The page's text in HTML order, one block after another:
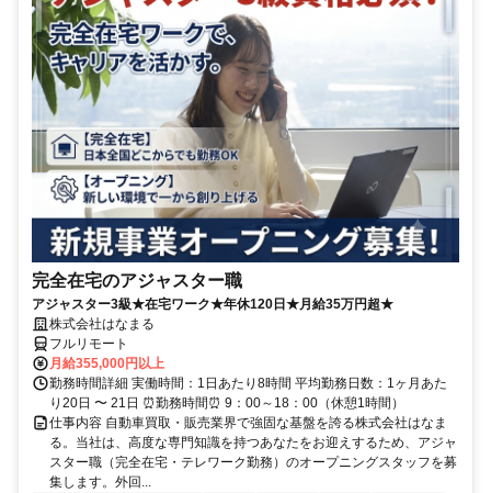
完全在宅のアジャスター職
アジャスター3級★在宅ワーク★年休120日★月給35万円超★
株式会社はなまる
フルリモート
月給355,000円以上
勤務時間詳細 実働時間：1日あたり8時間 平均勤務日数：1ヶ月あた
り20日 〜 21日 ⏰勤務時間⏰ 9：00～18：00（休憩1時間）
仕事内容 自動車買取・販売業界で強固な基盤を誇る株式会社はなま
る。当社は、高度な専門知識を持つあなたをお迎えするため、アジャ
スター職（完全在宅・テレワーク勤務）のオープニングスタッフを募
集します。外回...